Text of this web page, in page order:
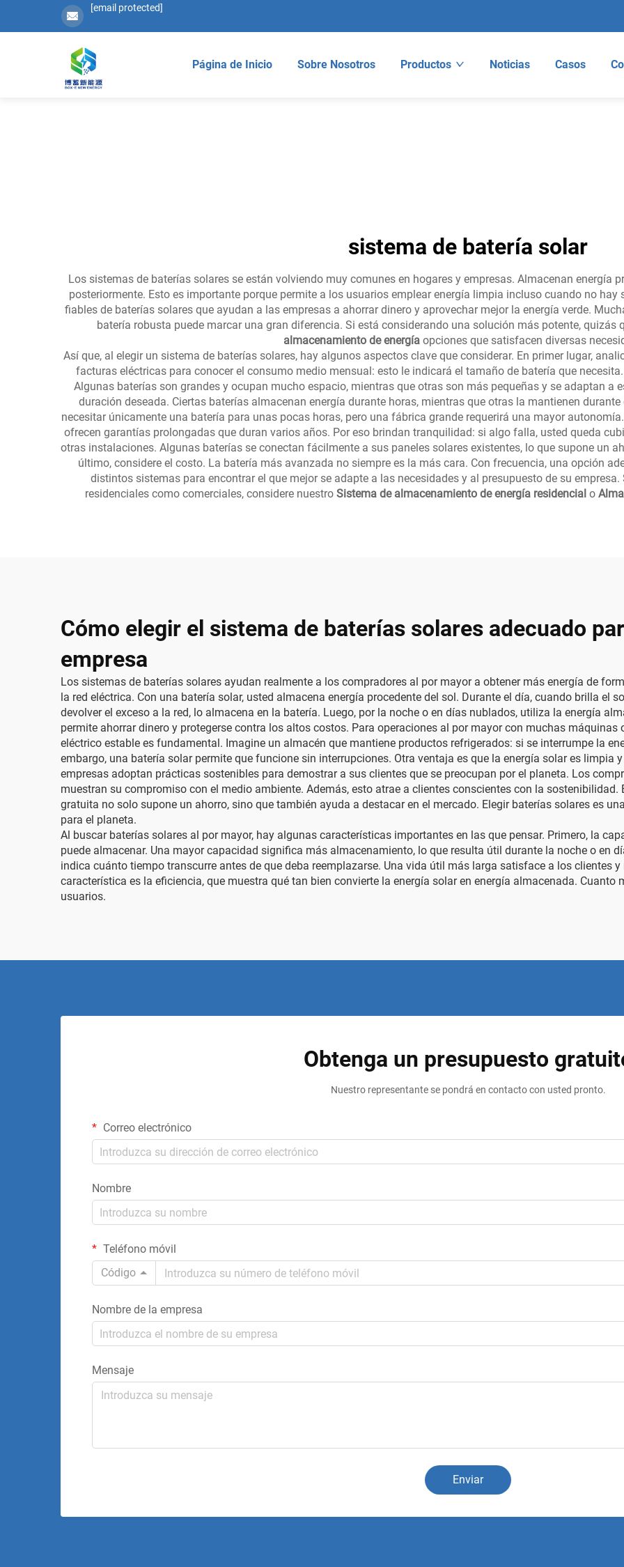
[email protected]
Página de Inicio Sobre Nosotros Productos Noticias Casos
sistema de batería solar
Los sistemas de baterías solares se están volviendo muy comunes en hogares y empresas. Almacenan energía
posteriormente. Esto es importante porque permite a los usuarios emplear energía limpia incluso cuando no hay
fiables de baterías solares que ayudan a las empresas a ahorrar dinero y aprovechar mejor la energía verde.
batería robusta puede marcar una gran diferencia. Si está considerando una solución más potente, quizás
almacenamiento de energía opciones que satisfacen diversas
Así que, al elegir un sistema de baterías solares, hay algunos aspectos clave que considerar. En primer lugar,
facturas eléctricas para conocer el consumo medio mensual: esto le indicará el tamaño de batería que
Algunas baterías son grandes y ocupan mucho espacio, mientras que otras son más pequeñas y se adaptan a
duración deseada. Ciertas baterías almacenan energía durante horas, mientras que otras la mantienen
necesitar únicamente una batería para unas pocas horas, pero una fábrica grande requerirá una mayor
ofrecen garantías prolongadas que duran varios años. Por eso brindan tranquilidad: si algo falla, usted queda
otras instalaciones. Algunas baterías se conectan fácilmente a sus paneles solares existentes, lo que supone un
último, considere el costo. La batería más avanzada no siempre es la más cara. Con frecuencia, una opción
distintos sistemas para encontrar el que mejor se adapte a las necesidades y al presupuesto de su
residenciales como comerciales, considere nuestro Sistema de almacenamiento de energía residencial o
Cómo elegir el sistema de baterías solares adecuado
empresa
Los sistemas de baterías solares ayudan realmente a los compradores al por mayor a obtener más energía de
la red eléctrica. Con una batería solar, usted almacena energía procedente del sol. Durante el día, cuando brilla el
devolver el exceso a la red, lo almacena en la batería. Luego, por la noche o en días nublados, utiliza la energía
permite ahorrar dinero y protegerse contra los altos costos. Para operaciones al por mayor con muchas
eléctrico estable es fundamental. Imagine un almacén que mantiene productos refrigerados: si se interrumpe la
embargo, una batería solar permite que funcione sin interrupciones. Otra ventaja es que la energía solar es limpia
empresas adoptan prácticas sostenibles para demostrar a sus clientes que se preocupan por el planeta. Los
muestran su compromiso con el medio ambiente. Además, esto atrae a clientes conscientes con la sostenibilidad.
gratuita no solo supone un ahorro, sino que también ayuda a destacar en el mercado. Elegir baterías solares es
para el planeta.
Al buscar baterías solares al por mayor, hay algunas características importantes en las que pensar. Primero, la
puede almacenar. Una mayor capacidad significa más almacenamiento, lo que resulta útil durante la noche o en
indica cuánto tiempo transcurre antes de que deba reemplazarse. Una vida útil más larga satisface a los clientes
característica es la eficiencia, que muestra qué tan bien convierte la energía solar en energía almacenada. Cuanto
usuarios.
Obtenga un presupuesto
Nuestro representante se pondrá en contacto con usted pronto.
Correo electrónico
Nombre
Teléfono móvil
Código
Nombre de la empresa
Mensaje
Enviar